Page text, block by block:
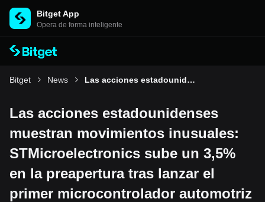
Bitget App
Opera de forma inteligente
Bitget News Las acciones estadounidenses muestran movimientos inusuales: STMicroelectronics sube un 3,5% en la preapertura tras lanzar el primer microcontrolador automotriz integrado con acelerador de IA.
Las acciones estadounidenses
muestran movimientos inusuales:
STMicroelectronics sube un 3,5%
en la preapertura tras lanzar el
primer microcontrolador automotriz